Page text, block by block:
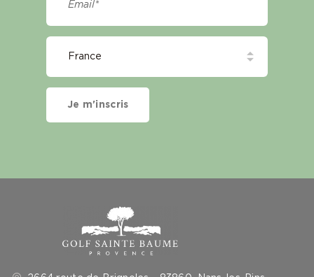
Je m'inscris